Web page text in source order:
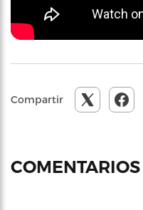
Compartir
COMENTARIOS